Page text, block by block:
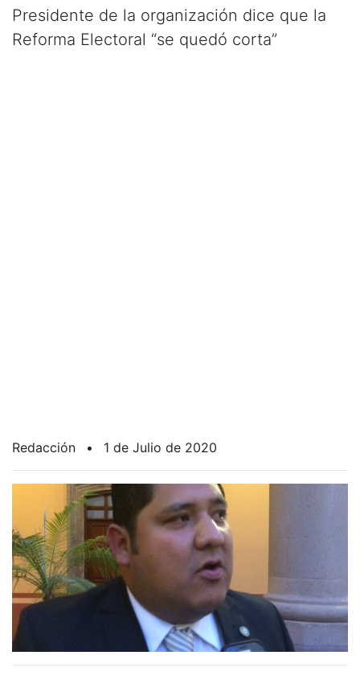
Presidente de la organización dice que la
Reforma Electoral “se quedó corta”
Redacción • 1 de Julio de 2020